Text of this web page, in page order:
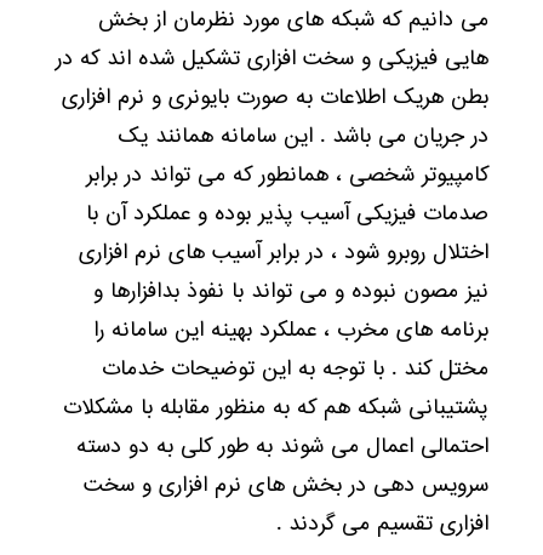
می دانیم که شبکه های مورد نظرمان از بخش
هایی فیزیکی و سخت افزاری تشکیل شده اند که در
بطن هریک اطلاعات به صورت بایونری و نرم افزاری
در جریان می باشد . این سامانه همانند یک
کامپیوتر شخصی ، همانطور که می تواند در برابر
صدمات فیزیکی آسیب پذیر بوده و عملکرد آن با
اختلال روبرو شود ، در برابر آسیب های نرم افزاری
نیز مصون نبوده و می تواند با نفوذ بدافزارها و
برنامه های مخرب ، عملکرد بهینه این سامانه را
مختل کند . با توجه به این توضیحات خدمات
پشتیبانی شبکه هم که به منظور مقابله با مشکلات
احتمالی اعمال می شوند به طور کلی به دو دسته
سرویس دهی در بخش های نرم افزاری و سخت
افزاری تقسیم می گردند .